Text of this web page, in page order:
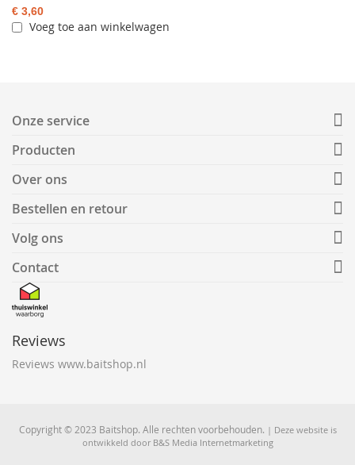
€ 3,60
Voeg toe aan winkelwagen
Onze service
Producten
Over ons
Bestellen en retour
Volg ons
Contact
Reviews
Reviews www.baitshop.nl
Copyright © 2023 Baitshop. Alle rechten voorbehouden. | Deze website is
ontwikkeld door B&S Media Internetmarketing